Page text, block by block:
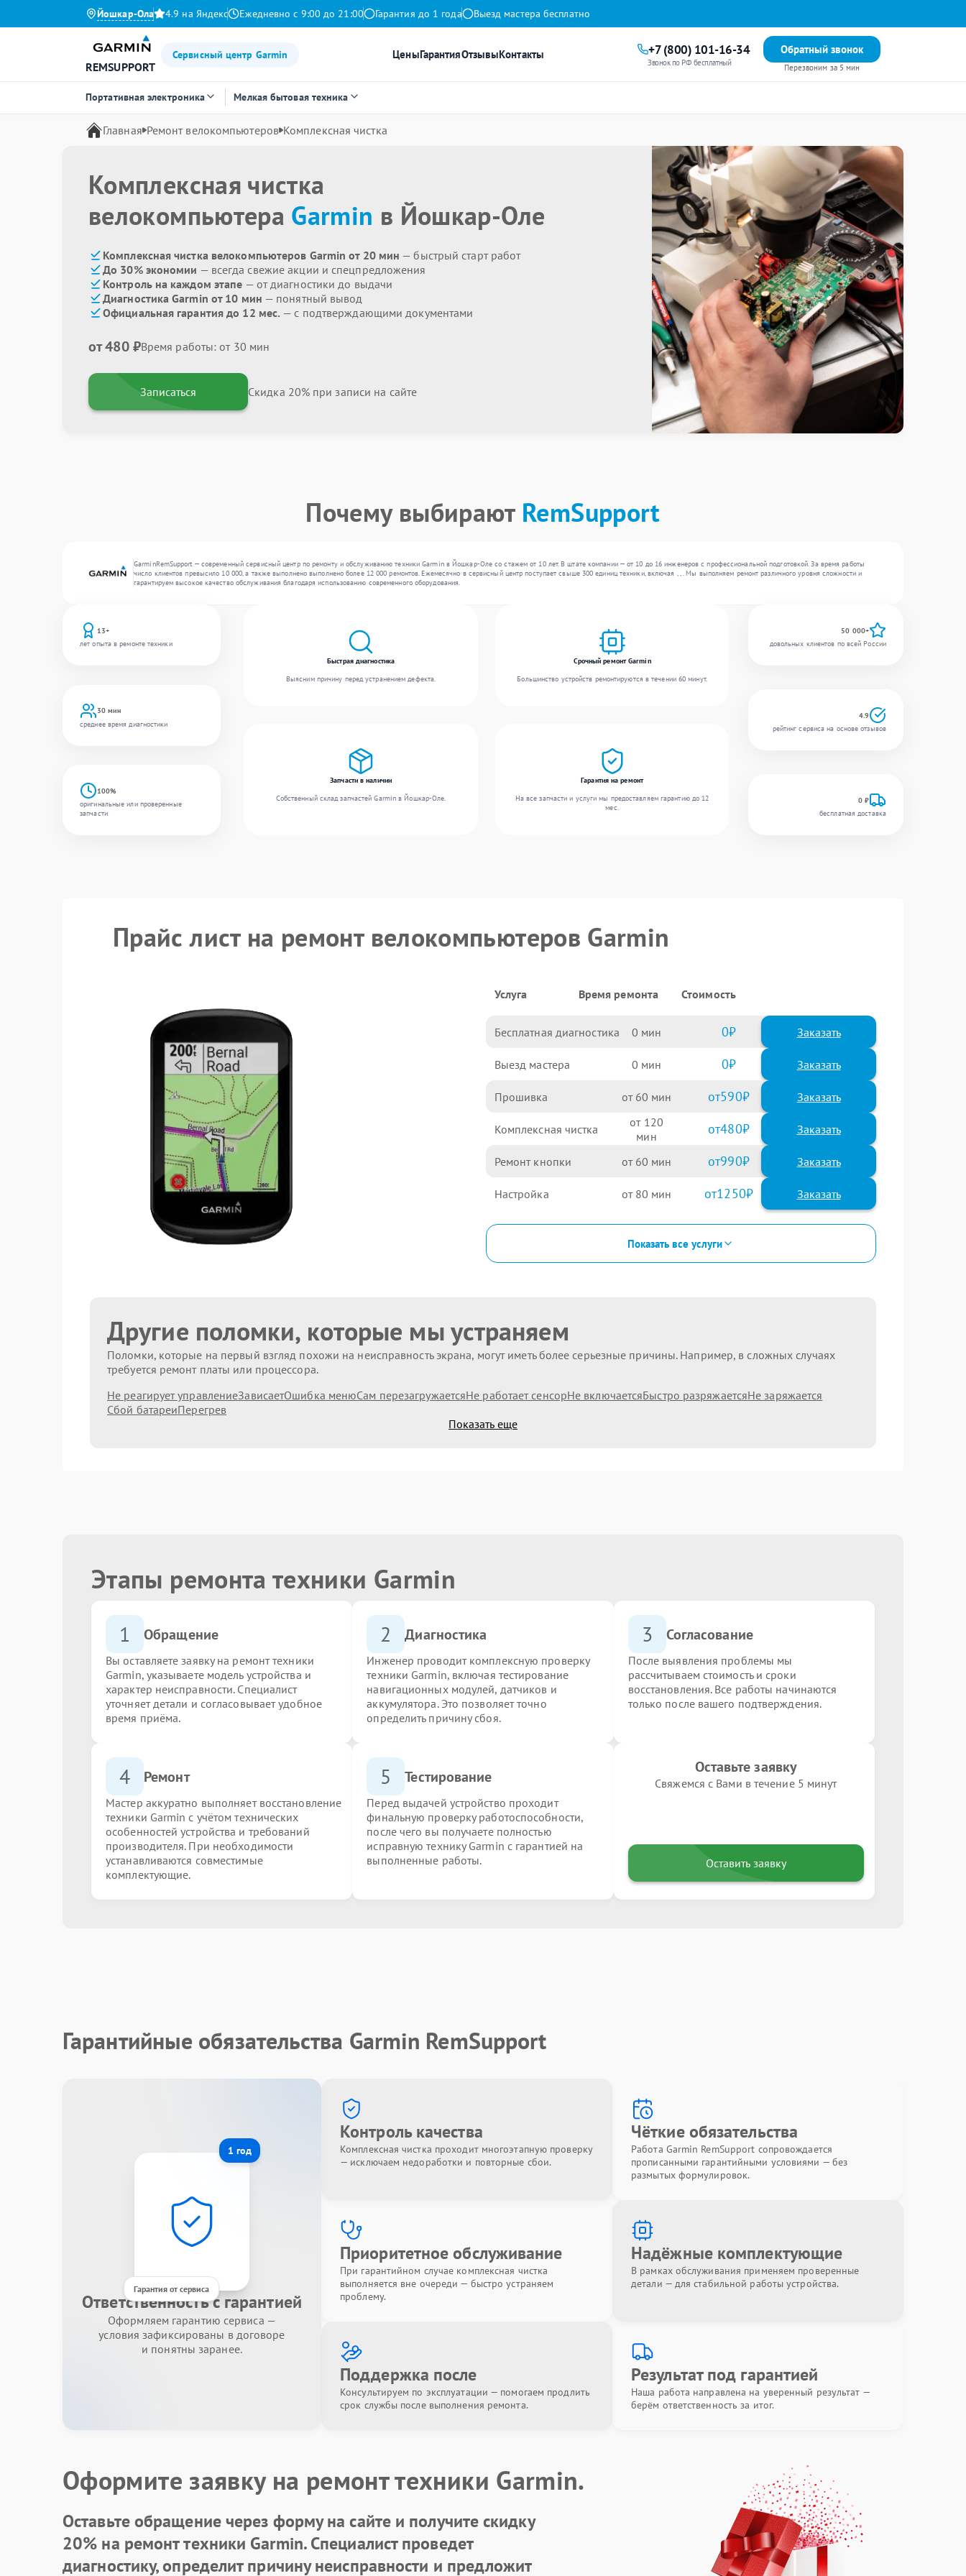
Йошкар-Ола 4.9 на Яндекс Ежедневно с 9:00 до 21:00 Гарантия до 1 года Выезд мастера бесплатно
REMSUPPORT
Сервисный центр Garmin ЦеныГарантияОтзывыКонтакты +7 (800) 101-16-34
Звонок по РФ бесплатный
Обратный звонок
Перезвоним за 5 мин
Портативная электроника Мелкая бытовая техника
Главная Ремонт велокомпьютеров Комплексная чистка
Комплексная чистка
велокомпьютера Garmin в Йошкар-Оле
Комплексная чистка велокомпьютеров Garmin от 20 мин — быстрый старт работ
До 30% экономии — всегда свежие акции и спецпредложения
Контроль на каждом этапе — от диагностики до выдачи
Диагностика Garmin от 10 мин — понятный вывод
Официальная гарантия до 12 мес. — с подтверждающими документами
от 480 ₽Время работы: от 30 мин
Записаться Скидка 20% при записи на сайте
Почему выбирают RemSupport
GarminRemSupport — современный сервисный центр по ремонту и обслуживанию техники Garmin в Йошкар-Оле со стажем от 10 лет. В штате компании — от 10 до 16 инженеров с профессиональной подготовкой. За время работы
число клиентов превысило 10 000, а также выполнено выполнено более 12 000 ремонтов. Ежемесячно в сервисный центр поступает свыше 300 единиц техники, включая , , . Мы выполняем ремонт различного уровня сложности и
гарантируем высокое качество обслуживания благодаря использованию современного оборудования.
13+
лет опыта в ремонте техники
30 мин
среднее время диагностики
100%
оригинальные или проверенные
запчасти
Быстрая диагностика
Выясним причину перед устранением дефекта.
Срочный ремонт Garmin
Большинство устройств ремонтируются в течении 60 минут.
Запчасти в наличии
Собственный склад запчастей Garmin в Йошкар-Оле.
Гарантия на ремонт
На все запчасти и услуги мы предоставляем гарантию до 12
мес.
50 000+
довольных клиентов по всей России
4.9
рейтинг сервиса на основе отзывов
0 ₽
бесплатная доставка
Прайс лист на ремонт велокомпьютеров Garmin
Услуга Время ремонта Стоимость
Бесплатная диагностика 0 0 Заказать
Выезд мастера 0 0 Заказать
Прошивка 60 590
Комплексная чистка 120 480
Ремонт кнопки 60 990
Настройка 80 1250
Показать все услуги
Другие поломки, которые мы устраняем
Поломки, которые на первый взгляд похожи на неисправность экрана, могут иметь более серьезные причины. Например, в сложных случаях
требуется ремонт платы или процессора.
Не реагирует управлениеЗависаетОшибка менюСам перезагружаетсяНе работает сенсорНе включаетсяБыстро разряжаетсяНе заряжается
Сбой батареиПерегрев
Показать еще
Этапы ремонта техники Garmin
1 Обращение
Вы оставляете заявку на ремонт техники
Garmin, указываете модель устройства и
характер неисправности. Специалист
уточняет детали и согласовывает удобное
время приёма.
2 Диагностика
Инженер проводит комплексную проверку
техники Garmin, включая тестирование
навигационных модулей, датчиков и
аккумулятора. Это позволяет точно
определить причину сбоя.
3 Согласование
После выявления проблемы мы
рассчитываем стоимость и сроки
восстановления. Все работы начинаются
только после вашего подтверждения.
4 Ремонт
Мастер аккуратно выполняет восстановление
техники Garmin с учётом технических
особенностей устройства и требований
производителя. При необходимости
устанавливаются совместимые
комплектующие.
5 Тестирование
Перед выдачей устройство проходит
финальную проверку работоспособности,
после чего вы получаете полностью
исправную технику Garmin с гарантией на
выполненные работы.
Оставьте заявку
Свяжемся с Вами в течение 5 минут
Оставить заявку
Гарантийные обязательства Garmin RemSupport
1 год
Гарантия от сервиса
Ответственность с гарантией
Оформляем гарантию сервиса —
условия зафиксированы в договоре
и понятны заранее.
Контроль качества
Комплексная чистка проходит многоэтапную проверку
— исключаем недоработки и повторные сбои.
Чёткие обязательства
Работа Garmin RemSupport сопровождается
прописанными гарантийными условиями — без
размытых формулировок.
Приоритетное обслуживание
При гарантийном случае комплексная чистка
выполняется вне очереди — быстро устраняем
проблему.
Надёжные комплектующие
В рамках обслуживания применяем проверенные
детали — для стабильной работы устройства.
Поддержка после
Консультируем по эксплуатации — помогаем продлить
срок службы после выполнения ремонта.
Результат под гарантией
Наша работа направлена на уверенный результат —
берём ответственность за итог.
Оформите заявку на ремонт техники Garmin.
Оставьте обращение через форму на сайте и получите скидку
20% на ремонт техники Garmin. Специалист проведет
диагностику, определит причину неисправности и предложит